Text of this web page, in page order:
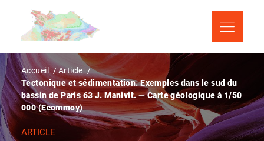
contenu
Fil
d'Ariane
Accueil
Article
Tectonique et sédimentation. Exemples dans le sud du
bassin de Paris 63 J. Manivit. — Carte géologique à 1/50
000 (Ecommoy)
ARTICLE